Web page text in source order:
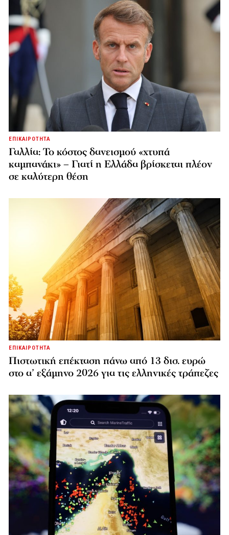
ΕΠΙΚΑΙΡΟΤΗΤΑ
Γαλλία: Το κόστος δανεισμού «χτυπά
καμπανάκι» – Γιατί η Ελλάδα βρίσκεται πλέον
σε καλύτερη θέση
ΕΠΙΚΑΙΡΟΤΗΤΑ
Πιστωτική επέκταση πάνω από 13 δισ. ευρώ
στο α’ εξάμηνο 2026 για τις ελληνικές τράπεζες